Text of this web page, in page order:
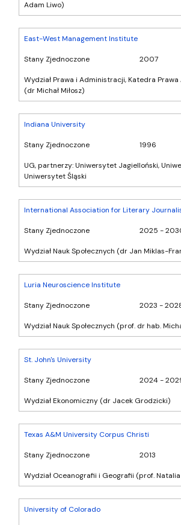
Adam Liwo)
East-West Management Institute
Stany Zjednoczone 2007
Wydział Prawa i Administracji, Katedra
(dr Michał Miłosz)
Indiana University
Stany Zjednoczone 1996
UG, partnerzy: Uniwersytet Jagielloński,
Uniwersytet Śląski
International Association for Literary
Stany Zjednoczone 2025 -
Wydział Nauk Społecznych (dr Jan Miklas-
Luria Neuroscience Institute
Stany Zjednoczone 2023 -
Wydział Nauk Społecznych (prof. dr hab.
St. John's University
Stany Zjednoczone 2024 -
Wydział Ekonomiczny (dr Jacek Grodzicki)
Texas A&M University Corpus Christi
Stany Zjednoczone 2013
Wydział Oceanografii i Geografii (prof.
University of Colorado